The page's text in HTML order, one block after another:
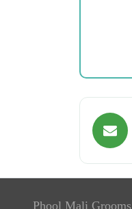
Phool Mali Grooms